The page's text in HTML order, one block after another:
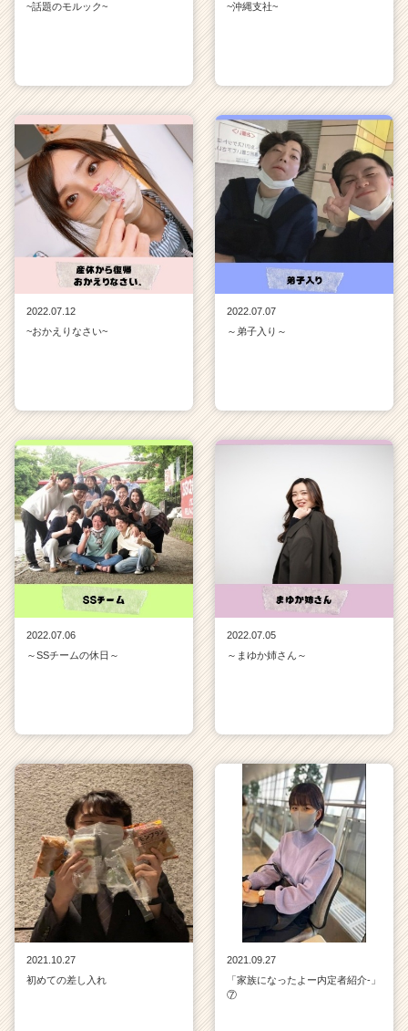
~話題のモルック~
~沖縄支社~
2022.07.12
~おかえりなさい~
2022.07.07
～弟子入り～
2022.07.06
～SSチームの休日～
2022.07.05
～まゆか姉さん～
2021.10.27
初めての差し入れ
2021.09.27
「家族になったよー内定者紹介‐」
⑦